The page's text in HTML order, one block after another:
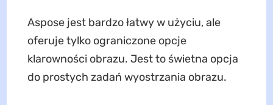
Aspose jest bardzo łatwy w użyciu, ale
oferuje tylko ograniczone opcje
klarowności obrazu. Jest to świetna opcja
do prostych zadań wyostrzania obrazu.